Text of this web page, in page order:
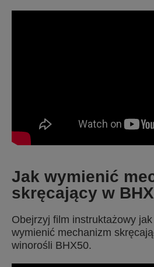
Jak wymienić
skręcający w
Obejrzyj film instruktażowy
wymienić mechanizm
winorośli BHX50.